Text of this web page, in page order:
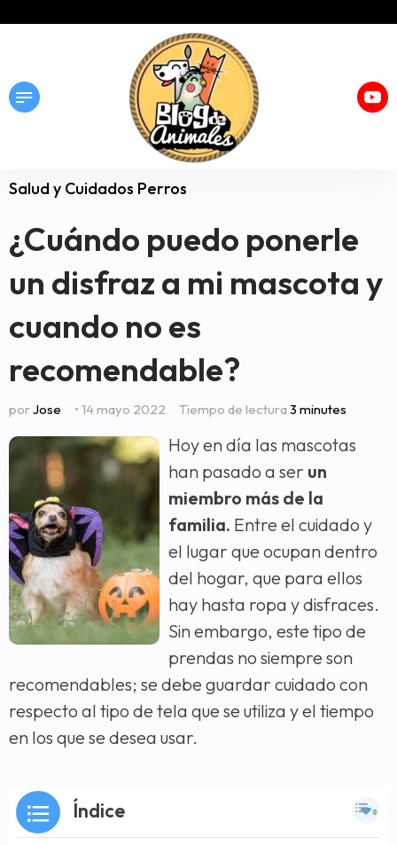
Salud y Cuidados Perros
¿Cuándo puedo ponerle
un disfraz a mi mascota y
cuando no es
recomendable?
porJose • 14 mayo 2022 Tiempo de lectura 3 minutes
Hoy en día las mascotas
han pasado a ser un
miembro más de la
familia. Entre el cuidado y
el lugar que ocupan dentro
del hogar, que para ellos
hay hasta ropa y disfraces.
Sin embargo, este tipo de
prendas no siempre son
recomendables; se debe guardar cuidado con
respecto al tipo de tela que se utiliza y el tiempo
en los que se desea usar.
Índice